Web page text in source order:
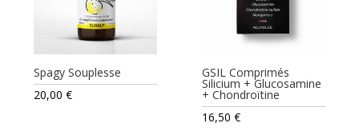
Spagy Souplesse
20,00€
GSIL Comprimés
Silicium + Glucosamine
+ Chondroïtine
16,50€